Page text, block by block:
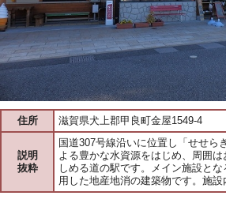
住所 滋賀県犬上郡甲良町金屋1549-4
説明
抜粋
国道307号線沿いに位置し「せせら
よる豊かな水資源をはじめ、周囲
しめる道の駅です。メイン施設と
用した地産地消の建築物です。施設